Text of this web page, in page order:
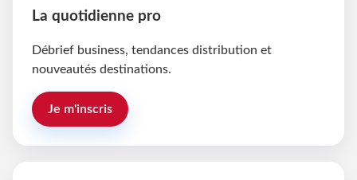
La quotidienne pro
Débrief business, tendances distribution et
nouveautés destinations.
Je m'inscris